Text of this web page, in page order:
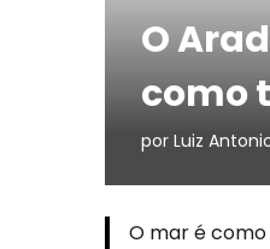
O
como
por Luiz
O mar é